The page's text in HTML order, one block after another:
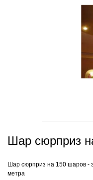
Шар сюрприз
Шар сюрприз на 150 шаров -
метра